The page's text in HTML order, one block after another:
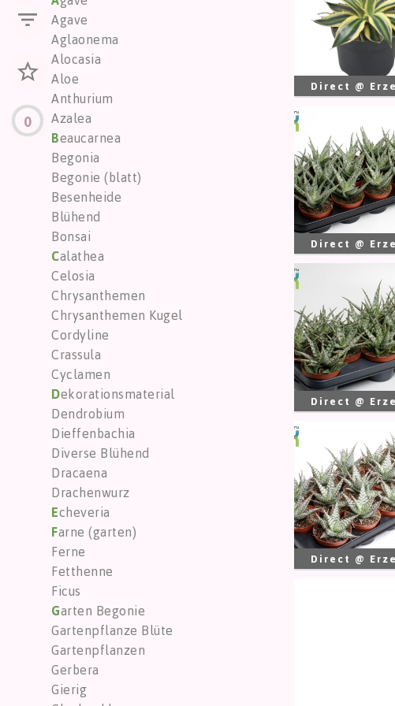
0
Agave
Aglaonema
Alocasia
Aloe
Anthurium
Azalea
Beaucarnea
Begonia
Begonie (blatt)
Besenheide
Blühend
Bonsai
Calathea
Celosia
Chrysanthemen
Chrysanthemen Kugel
Cordyline
Crassula
Cyclamen
Dekorationsmaterial
Dendrobium
Dieffenbachia
Diverse Blühend
Dracaena
Drachenwurz
Echeveria
Farne (garten)
Ferne
Fetthenne
Ficus
Garten Begonie
Gartenpflanze Blüte
Gartenpflanzen
Gerbera
Gierig
Direct @
Direct @
Sie müssen
Direct @
Aloe
Sie
Direct @
Aloe
Sie müssen
Astrophytum
Sie